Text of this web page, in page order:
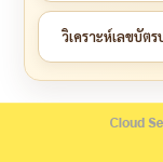
วิเคราะห์เลขบัต